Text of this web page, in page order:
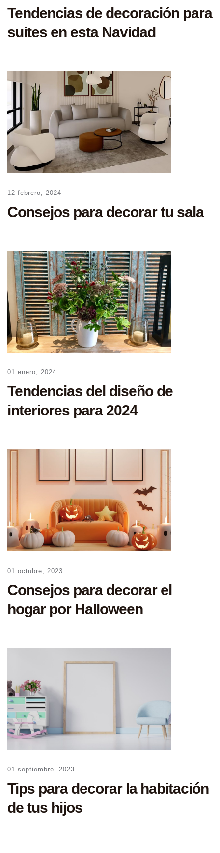
Tendencias de decoración para
suites en esta Navidad
12 febrero, 2024
Consejos para decorar tu sala
01 enero, 2024
Tendencias del diseño de
interiores para 2024
01 octubre, 2023
Consejos para decorar el
hogar por Halloween
01 septiembre, 2023
Tips para decorar la habitación
de tus hijos